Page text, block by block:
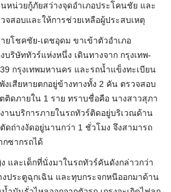
หน่วยกู้ภัยสว่างจุดอำเภอประโคนชัย และ
จสอบและให้การช่วยเหลือผู้ประสบเหตุ
ยโชคชัย-เดชอุดม ขาเข้าตัวอำเภอ
ริษัททัวร์แห่งหนึ่ง เดินทางจาก กรุงเทพ-
กรุงเทพมหานคร และรถน้ำแข็งทะเบียน
เสียหายตกอยู่ข้างทางทั้ง 2 คัน ตรวจสอบ
ติดภายใน 1 ราย ทราบชื่อคือ นางสาวสุภา
นบริการภายในรถทัวร์ติดอยู่บริเวณด้าน
ดถ่างงัดอยู่นานกว่า 1 ชั่วโมง จึงสามารถ
กซากรถได้
และเด็กที่นั่งมาในรถทัวร์คันดังกล่าวกว่า
ประตูฉุกเฉิน และทุบกระจกหนีออกมาด้าน